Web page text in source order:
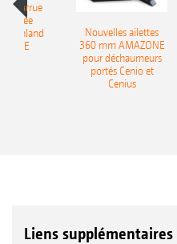
charrue
portée
Onland
Nouvelles ailettes
360 mm AMAZONE
pour déchaumeurs
portés Cenio et
Cenius
Liens supplémentaires